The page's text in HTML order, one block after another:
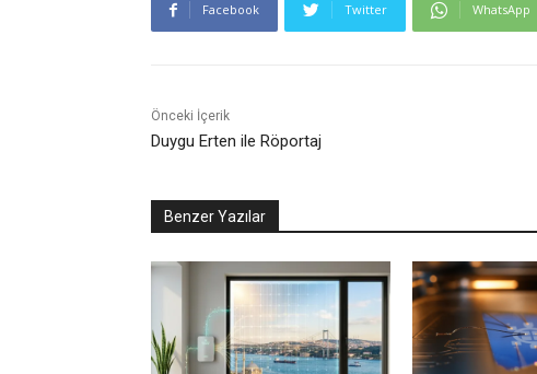
Facebook Twitter WhatsApp
Önceki İçerik
Duygu Erten ile Röportaj
Benzer Yazılar